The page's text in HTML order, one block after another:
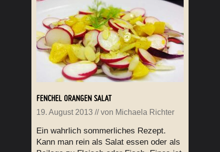
FENCHEL ORANGEN SALAT
19. August 2013 // von Michaela Richter
Ein wahrlich sommerliches Rezept.
Kann man rein als Salat essen oder als